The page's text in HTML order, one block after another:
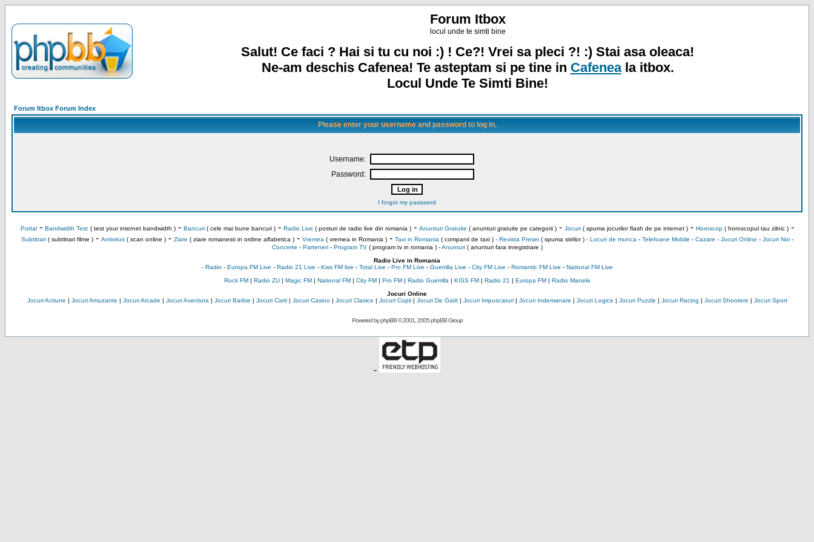
Forum Itbox
locul unde te simti bine
Salut! Ce faci ? Hai si tu cu noi :) ! Ce?! Vrei sa pleci ?! :) Stai asa oleaca!
Ne-am deschis Cafenea! Te asteptam si pe tine in Cafeneala itbox.
Locul Unde Te Simti Bine!
Forum Itbox Forum Index
Please enter your username and password to log in.
Username:
Password:
I forgot my password
Portal- Bandwidth Test ( test your internet bandwidth )- Bancuri( cele mai bune bancuri )- Radio Live ( posturi de radio live din romania )- Anunturi Gratuite ( anunturi gratuite pe categorii )- Jocuri( spuma jocurilor flash de pe internet )- Horoscop( horoscopul tau zilnic )-
Subtitrari( subtitrari filme )- Antivirus( scan online )- Ziare ( ziare romanesti in ordine alfabetica )- Vremea ( vremea in Romania )- Taxi in Romania ( companii de taxi ) - Revista Presei( spuma stirilor ) - Locuri de munca - Telefoane Mobile - Cazare - Jocuri Online - Jocuri Noi-
Concerte - Parteneri- Program TV( program tv in romania )-Anunturi( anunturi fara inregistrare )
Radio Live in Romania
- Radio- Europa FM Live - Radio 21 Live - Kiss FM live - Total Live - Pro FM Live - Guerrilla Live - City FM Live - Romantic FM Live - National FM Live
Rock FM| Radio ZU| Magic FM| National FM| City FM| Pro FM| Radio Guerrilla | KISS FM| Radio 21 | Europa FM| Radio Manele
Jocuri Online
Jocuri Actiune | Jocuri Amuzante | Jocuri Arcade | Jocuri Aventura | Jocuri Barbie | Jocuri Carti| Jocuri Casino| Jocuri Clasice | Jocuri Copii| Jocuri De Gatit| Jocuri Impuscaturi| Jocuri Indemanare | Jocuri Logice | Jocuri Puzzle | Jocuri Racing | Jocuri Shootere | Jocuri Sport
Powered byphpBB© 2001, 2005 phpBB Group
-